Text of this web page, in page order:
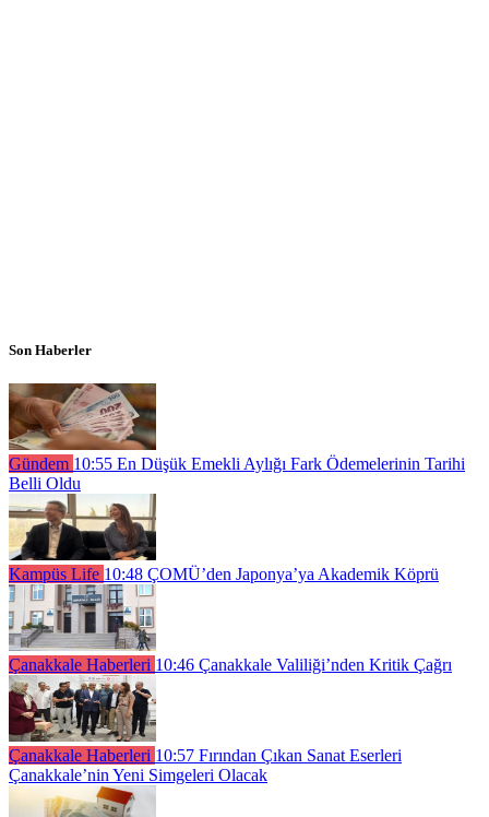
Son Haberler
Gündem 10:55 En Düşük Emekli Aylığı Fark Ödemelerinin Tarihi
Belli Oldu
Kampüs Life 10:48 ÇOMÜ’den Japonya’ya Akademik Köprü
Çanakkale Haberleri 10:46 Çanakkale Valiliği’nden Kritik Çağrı
Çanakkale Haberleri 10:57 Fırından Çıkan Sanat Eserleri
Çanakkale’nin Yeni Simgeleri Olacak